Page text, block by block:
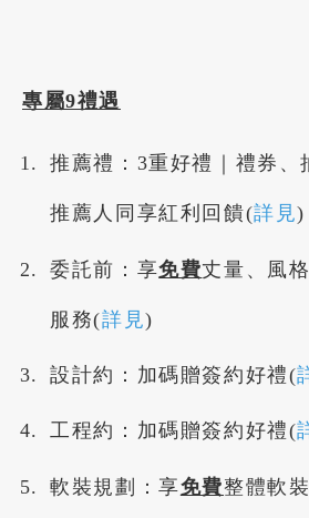
專屬9禮遇
推薦禮：3重好禮｜禮券、
推薦人同享紅利回饋(詳見)
委託前：享免費丈量、風
服務(詳見)
設計約：加碼贈簽約好禮(
工程約：加碼贈簽約好禮(
軟裝規劃：享免費整體軟